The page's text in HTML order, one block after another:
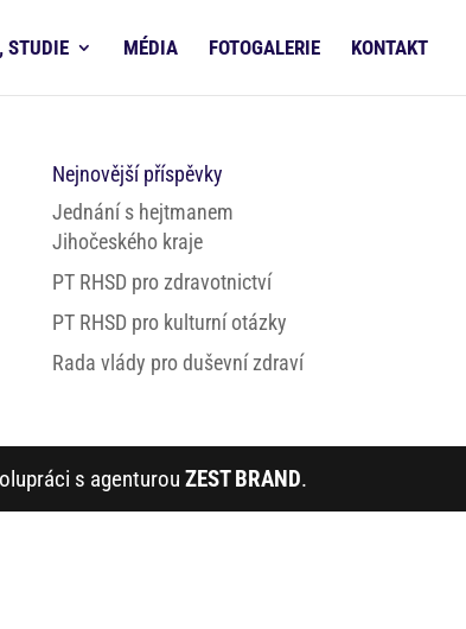
STUDIE MÉDIA FOTOGALERIE KONTAKT
Nejnovější příspěvky
Jednání s hejtmanem
Jihočeského kraje
PT RHSD pro zdravotnictví
PT RHSD pro kulturní otázky
Rada vlády pro duševní zdraví
s agenturou ZEST BRAND.